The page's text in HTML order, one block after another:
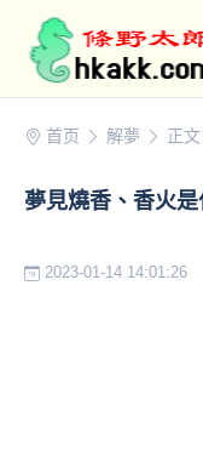
首页 解夢 正文
夢見燒香、香火
2023-01-14 14:01:26